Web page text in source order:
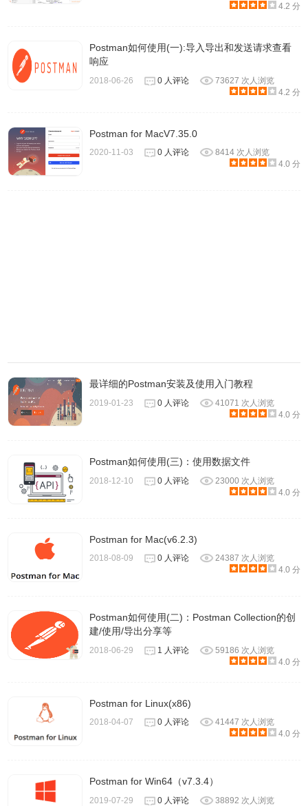
4.2 分
Postman如何使用(一):导入导出和发送请求查看
响应
2018-06-26 0 人评论
73627 次人浏览
4.2 分
Postman for MacV7.35.0
2020-11-03 0 人评论
8414 次人浏览
4.0 分
最详细的Postman安装及使用入门教程
2019-01-23 0 人评论
41071 次人浏览
4.0 分
Postman如何使用(三)：使用数据文件
2018-12-10 0 人评论
23000 次人浏览
4.0 分
Postman for Mac(v6.2.3)
2018-08-09 0 人评论
24387 次人浏览
4.0 分
Postman如何使用(二)：Postman Collection的创
建/使用/导出分享等
2018-06-29 1 人评论
59186 次人浏览
4.0 分
Postman for Linux(x86)
2018-04-07 0 人评论
41447 次人浏览
4.0 分
Postman for Win64（v7.3.4）
2019-07-29 0 人评论
38892 次人浏览